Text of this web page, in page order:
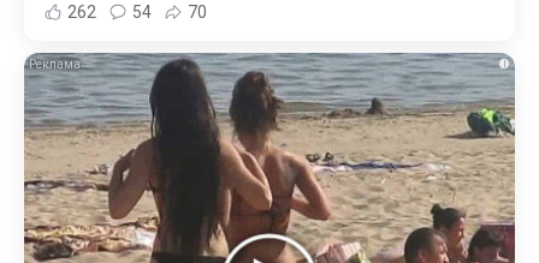
262 54 70
i